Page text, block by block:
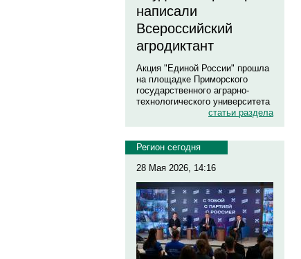
написали
Всероссийский
агродиктант
Акция "Единой России" прошла
на площадке Приморского
государственного аграрно-
технологического университета
статьи раздела
Регион сегодня
28 Мая 2026, 14:16